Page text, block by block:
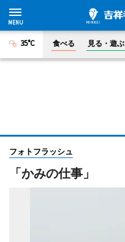
35°C 食べる 見る・遊ぶ
フォトフラッシュ
「かみの仕事」